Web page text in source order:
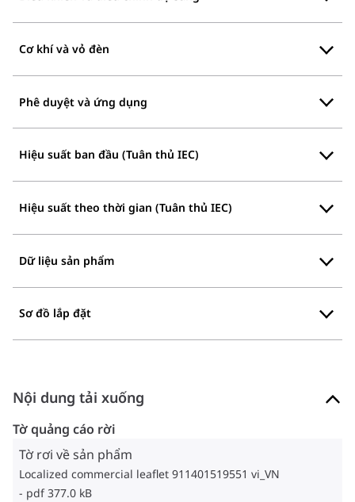
Cơ khí và vỏ đèn
Phê duyệt và ứng dụng
Hiệu suất ban đầu (Tuân thủ IEC)
Hiệu suất theo thời gian (Tuân thủ IEC)
Dữ liệu sản phẩm
Sơ đồ lắp đặt
Nội dung tải xuống
Tờ quảng cáo rời
Tờ rơi về sản phẩm
Localized commercial leaflet 911401519551 vi_VN
pdf 377.0 kB